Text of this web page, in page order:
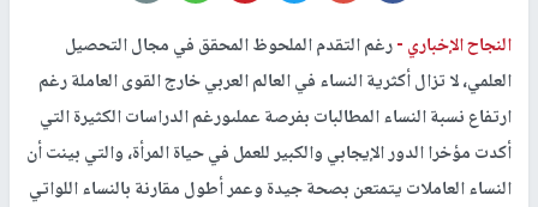
النجاح الإخباري -رغم التقدم الملحوظ المحقق في مجال التحصيل
العلمي، لا تزال أكثرية النساء في العالم العربي خارج القوى العاملة رغم
ارتفاع نسبة النساء المطالبات بفرصة عملىورغم الدراسات الكثيرة التي
أكدت مؤخرا الدور الإيجابي والكبير للعمل في حياة المرأة، والتي بينت أن
النساء العاملات يتمتعن بصحة جيدة وعمر أطول مقارنة بالنساء اللواتي